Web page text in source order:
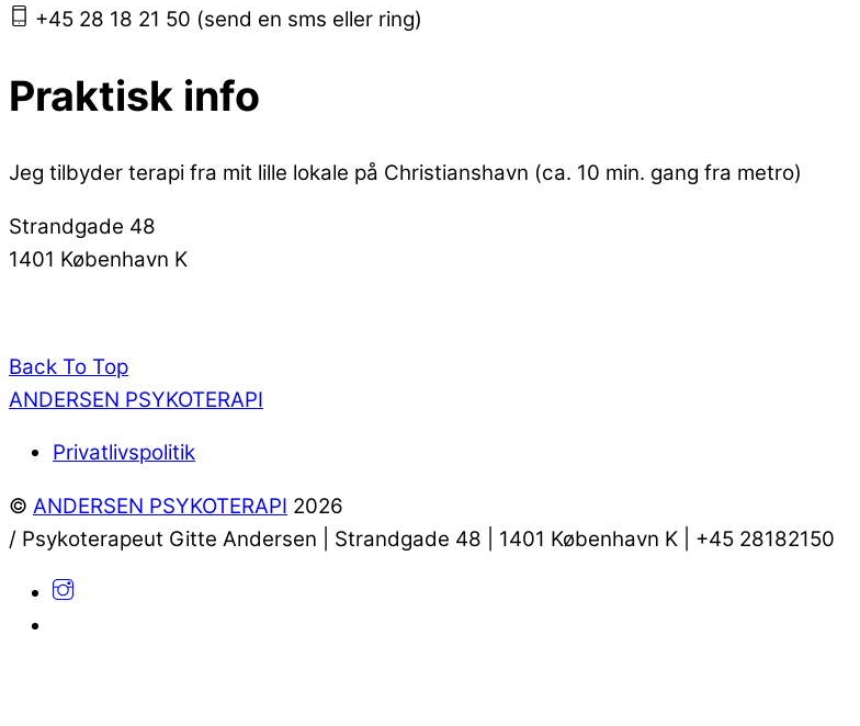
+45 28 18 21 50 (send en sms eller ring)
Praktisk info
Jeg tilbyder terapi fra mit lille lokale på Christianshavn (ca. 10 min. gang fra metro)
Strandgade 48
1401 København K
Back To Top
ANDERSEN PSYKOTERAPI
Privatlivspolitik
© ANDERSEN PSYKOTERAPI 2026
/ Psykoterapeut Gitte Andersen | Strandgade 48 | 1401 København K | +45 28182150